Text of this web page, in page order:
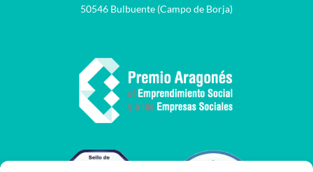
50546 Bulbuente (Campo de Borja)